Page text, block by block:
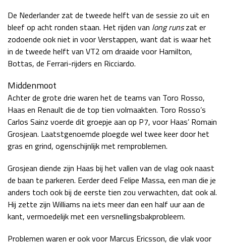
De Nederlander zat de tweede helft van de sessie zo uit en
bleef op acht ronden staan. Het rijden van long runszat er
zodoende ook niet in voor Verstappen, want dat is waar het
in de tweede helft van VT2 om draaide voor Hamilton,
Bottas, de Ferrari-rijders en Ricciardo.
Middenmoot
Achter de grote drie waren het de teams van Toro Rosso,
Haas en Renault die de top tien volmaakten. Toro Rosso’s
Carlos Sainz voerde dit groepje aan op P7, voor Haas’ Romain
Grosjean. Laatstgenoemde ploegde wel twee keer door het
gras en grind, ogenschijnlijk met remproblemen.
Grosjean diende zijn Haas bij het vallen van de vlag ook naast
de baan te parkeren. Eerder deed Felipe Massa, een man die je
anders toch ook bij de eerste tien zou verwachten, dat ook al.
Hij zette zijn Williams na iets meer dan een half uur aan de
kant, vermoedelijk met een versnellingsbakprobleem.
Problemen waren er ook voor Marcus Ericsson, die vlak voor